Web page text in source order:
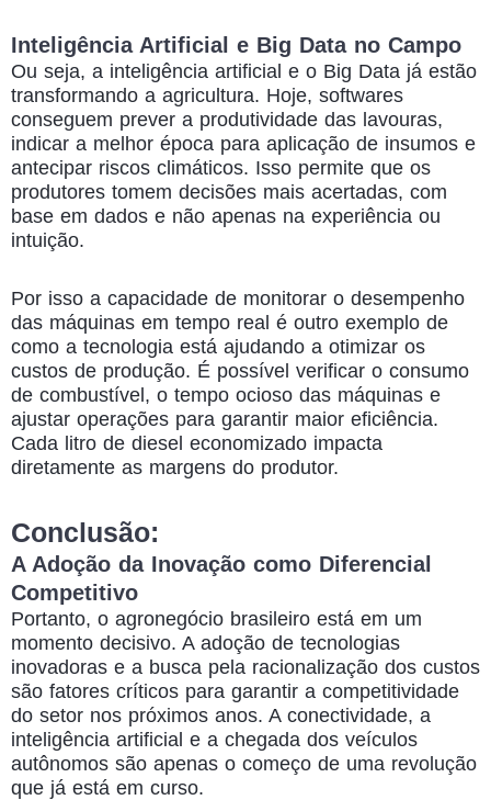
Inteligência Artificial e Big Data no Campo
Ou seja, a inteligência artificial e o Big Data já estão
transformando a agricultura. Hoje, softwares
conseguem prever a produtividade das lavouras,
indicar a melhor época para aplicação de insumos e
antecipar riscos climáticos. Isso permite que os
produtores tomem decisões mais acertadas, com
base em dados e não apenas na experiência ou
intuição.
Por isso a capacidade de monitorar o desempenho
das máquinas em tempo real é outro exemplo de
como a tecnologia está ajudando a otimizar os
custos de produção. É possível verificar o consumo
de combustível, o tempo ocioso das máquinas e
ajustar operações para garantir maior eficiência.
Cada litro de diesel economizado impacta
diretamente as margens do produtor.
Conclusão:
A Adoção da Inovação como Diferencial
Competitivo
Portanto, o agronegócio brasileiro está em um
momento decisivo. A adoção de tecnologias
inovadoras e a busca pela racionalização dos custos
são fatores críticos para garantir a competitividade
do setor nos próximos anos. A conectividade, a
inteligência artificial e a chegada dos veículos
autônomos são apenas o começo de uma revolução
que já está em curso.